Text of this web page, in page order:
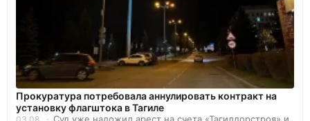
Прокуратура потребовала аннулировать контракт на
установку флагштока в Тагиле